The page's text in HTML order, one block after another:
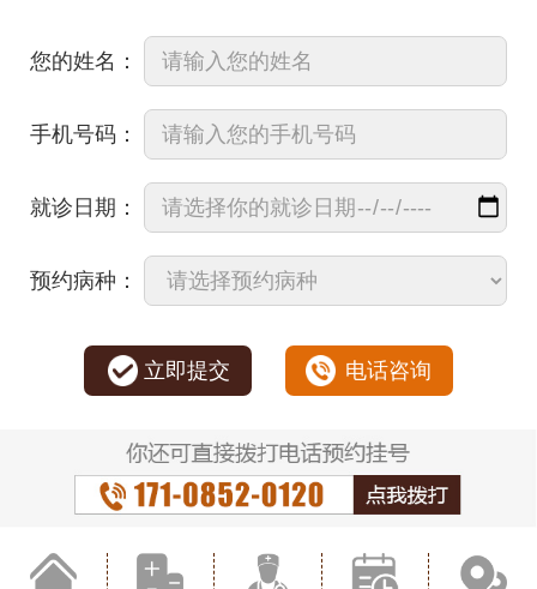
您的姓名：
手机号码：
就诊日期：
预约病种：
立即提交 电话咨询